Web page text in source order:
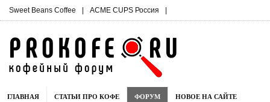
Sweet Beans Coffee | ACME CUPS Россия |
ГЛАВНАЯ СТАТЬИ ПРО КОФЕ ФОРУМ НОВОЕ НА САЙТЕ